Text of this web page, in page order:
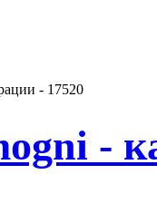
- 17520
-